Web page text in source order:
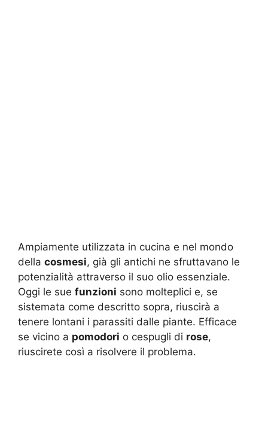
Ampiamente utilizzata in cucina e nel mondo
della cosmesi, già gli antichi ne sfruttavano le
potenzialità attraverso il suo olio essenziale.
Oggi le sue funzioni sono molteplici e, se
sistemata come descritto sopra, riuscirà a
tenere lontani i parassiti dalle piante. Efficace
se vicino a pomodori o cespugli di rose,
riuscirete così a risolvere il problema.